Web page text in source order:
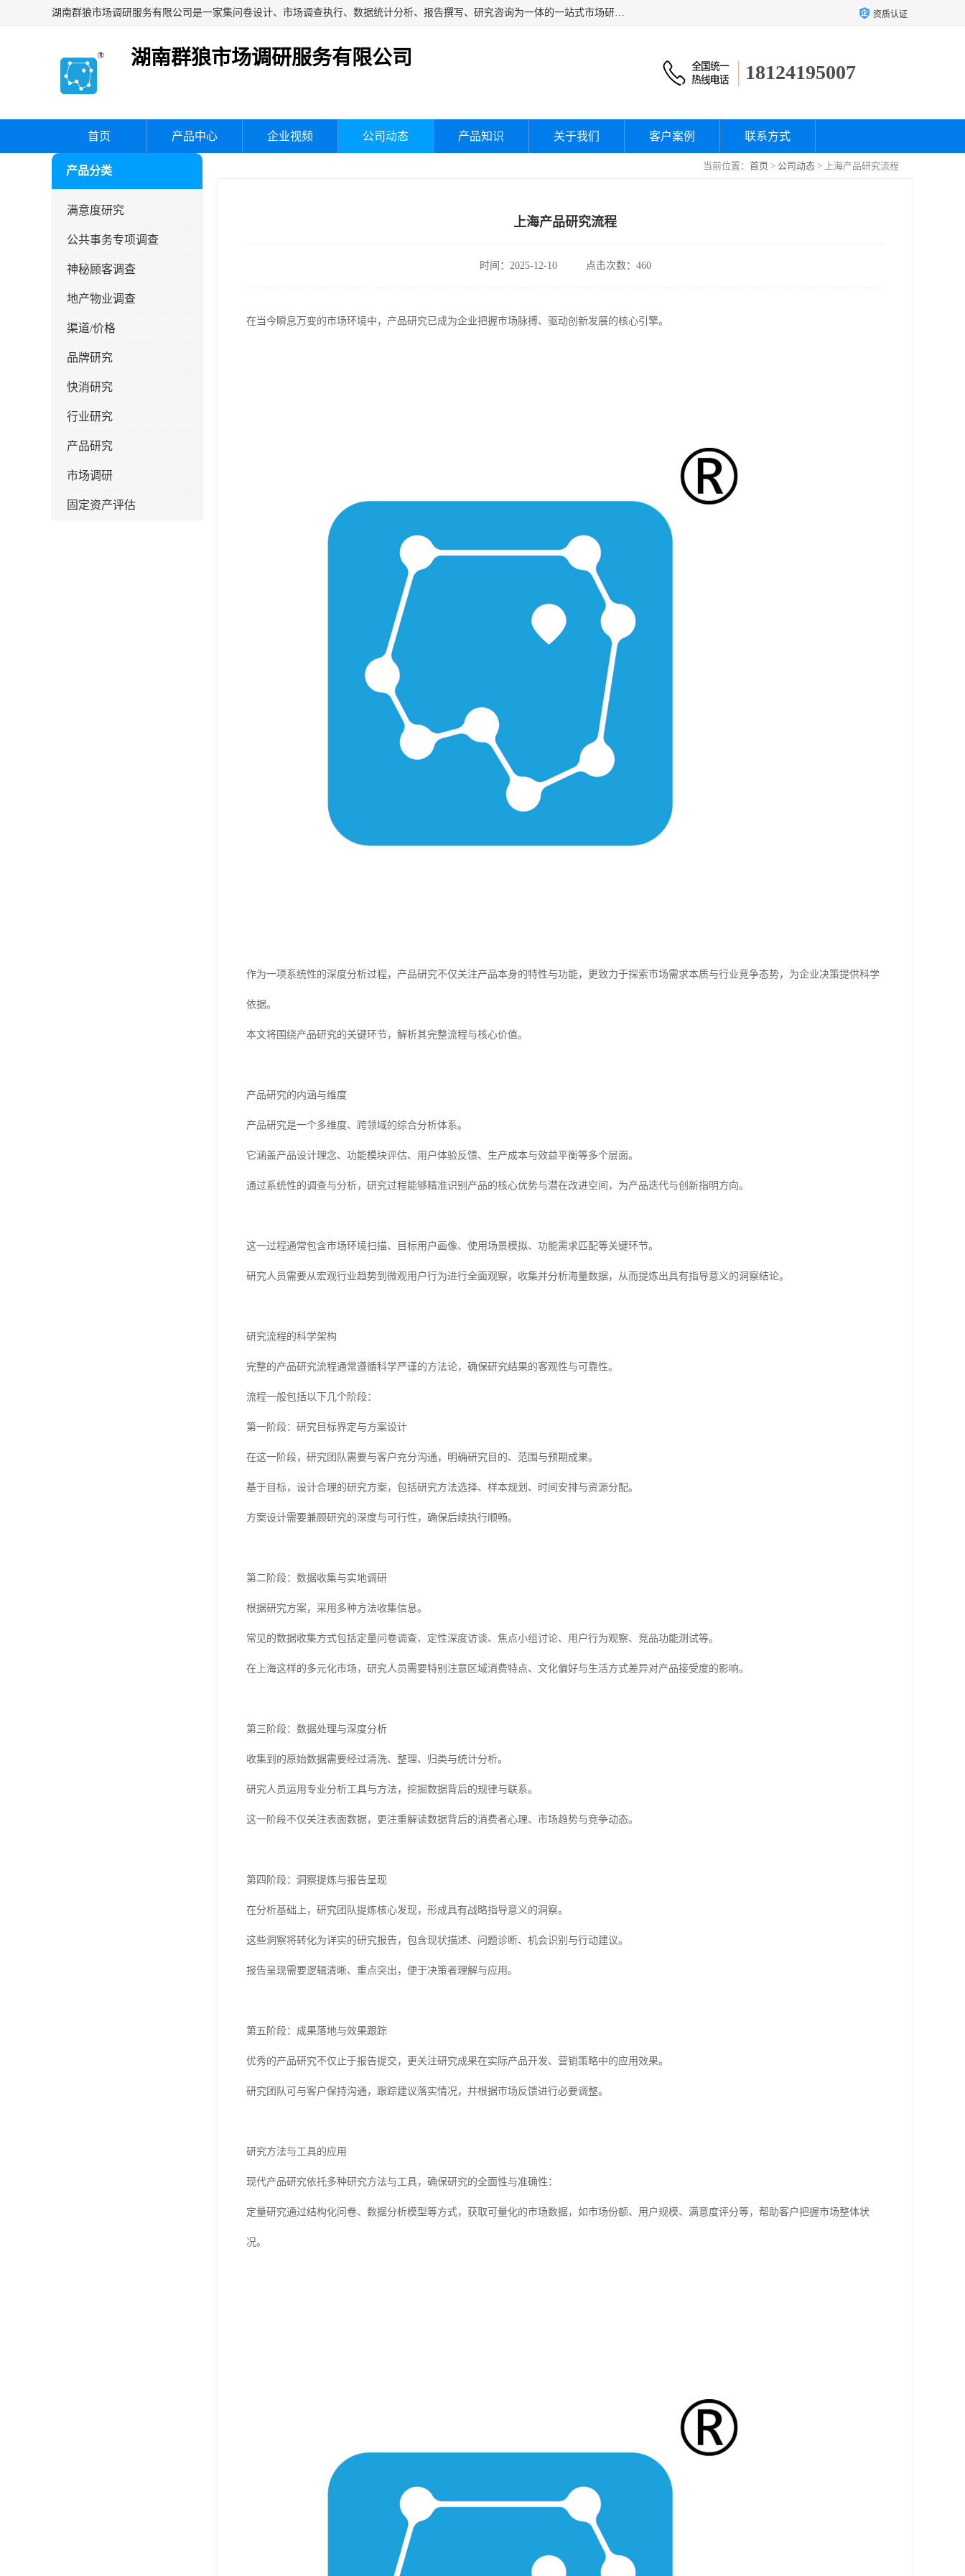
湖南群狼市场调研服务有限公司是一家集问卷设计、市场调查执行、数据统计分析、报告撰写、研究咨询为一体的一站式市场研究服务机构，主要服务：市场调研、三方评估、满意度研究、快消研究、地产物业调查、品牌研究、神秘顾客调查、行业研究、产品研究、公共事务专项调查等。 资质认证
湖南群狼市场调研服务有限公司
18124195007
首页 产品中心 企业视频 公司动态 产品知识 关于我们 客户案例 联系方式
当前位置： 首页 > 公司动态 > 上海产品研究流程
产品分类
满意度研究
公共事务专项调查
神秘顾客调查
地产物业调查
渠道/价格
品牌研究
快消研究
行业研究
产品研究
市场调研
固定资产评估
上海产品研究流程
时间：2025-12-10 点击次数：460
在当今瞬息万变的市场环境中，产品研究已成为企业把握市场脉搏、驱动创新发展的核心引擎。
作为一项系统性的深度分析过程，产品研究不仅关注产品本身的特性与功能，更致力于探索市场需求本质与行业竞争态势，为企业决策提供科学
依据。
本文将围绕产品研究的关键环节，解析其完整流程与核心价值。
产品研究的内涵与维度
产品研究是一个多维度、跨领域的综合分析体系。
它涵盖产品设计理念、功能模块评估、用户体验反馈、生产成本与效益平衡等多个层面。
通过系统性的调查与分析，研究过程能够精准识别产品的核心优势与潜在改进空间，为产品迭代与创新指明方向。
这一过程通常包含市场环境扫描、目标用户画像、使用场景模拟、功能需求匹配等关键环节。
研究人员需要从宏观行业趋势到微观用户行为进行全面观察，收集并分析海量数据，从而提炼出具有指导意义的洞察结论。
研究流程的科学架构
完整的产品研究流程通常遵循科学严谨的方法论，确保研究结果的客观性与可靠性。
流程一般包括以下几个阶段：
第一阶段：研究目标界定与方案设计
在这一阶段，研究团队需要与客户充分沟通，明确研究目的、范围与预期成果。
基于目标，设计合理的研究方案，包括研究方法选择、样本规划、时间安排与资源分配。
方案设计需要兼顾研究的深度与可行性，确保后续执行顺畅。
第二阶段：数据收集与实地调研
根据研究方案，采用多种方法收集信息。
常见的数据收集方式包括定量问卷调查、定性深度访谈、焦点小组讨论、用户行为观察、竞品功能测试等。
在上海这样的多元化市场，研究人员需要特别注意区域消费特点、文化偏好与生活方式差异对产品接受度的影响。
第三阶段：数据处理与深度分析
收集到的原始数据需要经过清洗、整理、归类与统计分析。
研究人员运用专业分析工具与方法，挖掘数据背后的规律与联系。
这一阶段不仅关注表面数据，更注重解读数据背后的消费者心理、市场趋势与竞争动态。
第四阶段：洞察提炼与报告呈现
在分析基础上，研究团队提炼核心发现，形成具有战略指导意义的洞察。
这些洞察将转化为详实的研究报告，包含现状描述、问题诊断、机会识别与行动建议。
报告呈现需要逻辑清晰、重点突出，便于决策者理解与应用。
第五阶段：成果落地与效果跟踪
优秀的产品研究不仅止于报告提交，更关注研究成果在实际产品开发、营销策略中的应用效果。
研究团队可与客户保持沟通，跟踪建议落实情况，并根据市场反馈进行必要调整。
研究方法与工具的应用
现代产品研究依托多种研究方法与工具，确保研究的全面性与准确性：
定量研究通过结构化问卷、数据分析模型等方式，获取可量化的市场数据，如市场份额、用户规模、满意度评分等，帮助客户把握市场整体状
况。